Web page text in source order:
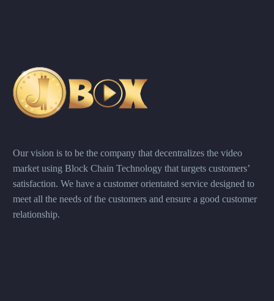
Our vision is to be the company that decentralizes the video
market using Block Chain Technology that targets customers’
satisfaction. We have a customer orientated service designed to
meet all the needs of the customers and ensure a good customer
relationship.